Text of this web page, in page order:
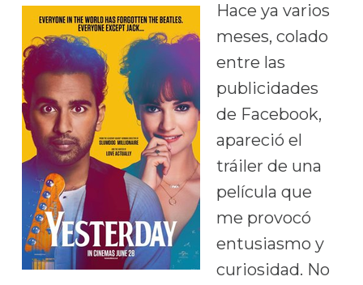
Hace ya varios
meses, colado
entre las
publicidades
de Facebook,
apareció el
tráiler de una
película que
me provocó
entusiasmo y
curiosidad. No